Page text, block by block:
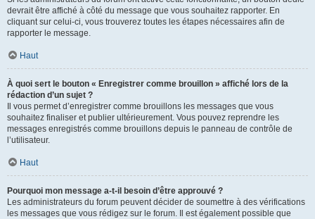
devrait être affiché à côté du message que vous souhaitez rapporter. En
cliquant sur celui-ci, vous trouverez toutes les étapes nécessaires afin de
rapporter le message.
Haut
À quoi sert le bouton « Enregistrer comme brouillon » affiché lors de la
rédaction d’un sujet ?
Il vous permet d’enregistrer comme brouillons les messages que vous
souhaitez finaliser et publier ultérieurement. Vous pouvez reprendre les
messages enregistrés comme brouillons depuis le panneau de contrôle de
l’utilisateur.
Haut
Pourquoi mon message a-t-il besoin d’être approuvé ?
Les administrateurs du forum peuvent décider de soumettre à des vérifications
les messages que vous rédigez sur le forum. Il est également possible que